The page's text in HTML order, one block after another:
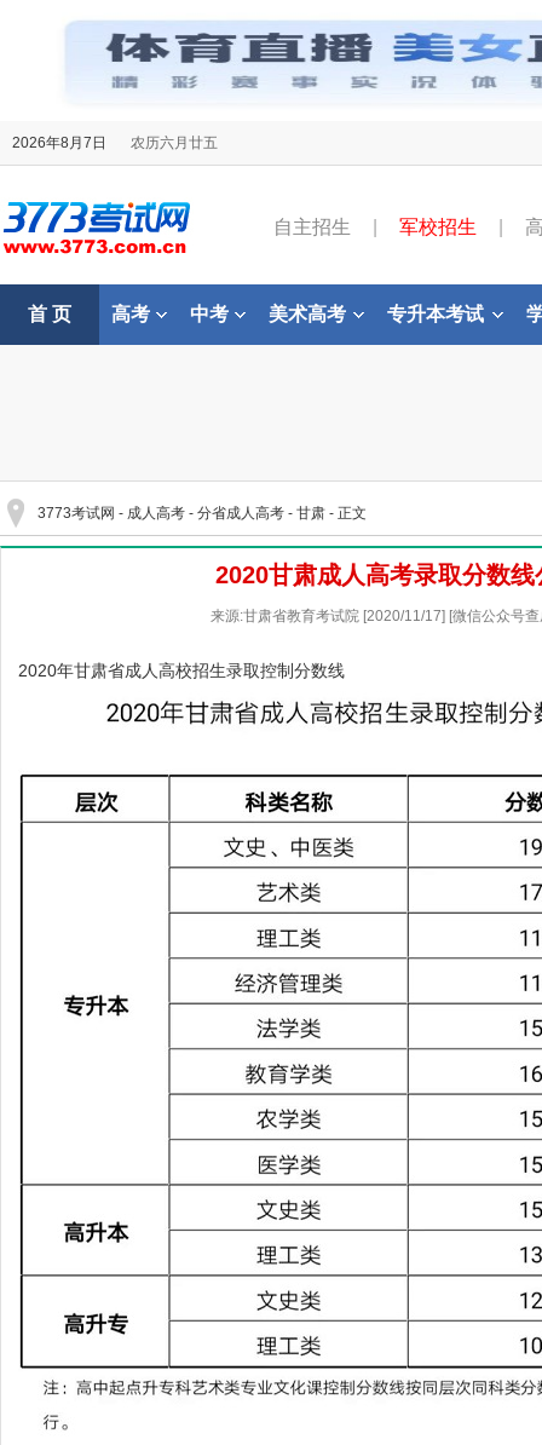
2026年8月7日 农历六月廿五
自主招生 军校招生
首 页 高考 中考 美术高考 专升本考试
3773考试网 - 成人高考 - 分省成人高考 - 甘肃 - 正文
2020甘肃成人高考录取分数线
来源:甘肃省教育考试院 [2020/11/17] [微信公众号
2020年甘肃省成人高校招生录取控制分数线